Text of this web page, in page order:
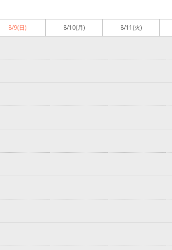
8/9(日) 8/10(月) 8/11 (火)